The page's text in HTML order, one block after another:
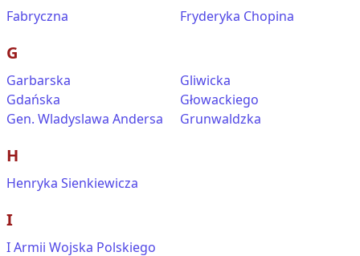
Fabryczna Fryderyka Chopina
G
Garbarska
Gdańska
Gen. Wladyslawa Andersa
Gliwicka
Głowackiego
Grunwaldzka
H
Henryka Sienkiewicza
I
I Armii Wojska Polskiego